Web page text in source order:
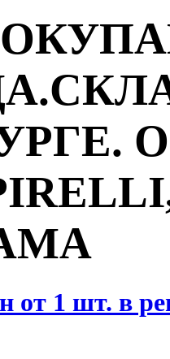
от 1 шт. в